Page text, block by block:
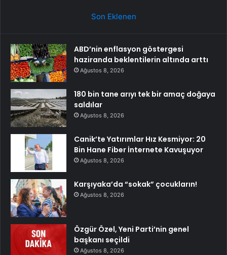
Son Eklenen
ABD’nin enflasyon göstergesi
haziranda beklentilerin altında arttı
Ağustos 8, 2026
180 bin tane arıyı tek bir amaç doğaya
saldılar
Ağustos 8, 2026
Canik’te Yatırımlar Hız Kesmiyor: 20
Bin Hane Fiber İnternete Kavuşuyor
Ağustos 8, 2026
Karşıyaka’da “sokak” çocukların!
Ağustos 8, 2026
Özgür Özel, Yeni Parti’nin genel
başkanı seçildi
Ağustos 8, 2026